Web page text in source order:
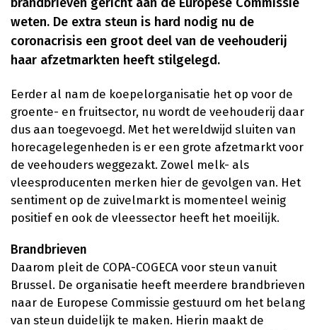
weten. De extra steun is hard nodig nu de
coronacrisis een groot deel van de veehouderij
haar afzetmarkten heeft stilgelegd.
Eerder al nam de koepelorganisatie het op voor de
groente- en fruitsector, nu wordt de veehouderij daar
dus aan toegevoegd. Met het wereldwijd sluiten van
horecagelegenheden is er een grote afzetmarkt voor
de veehouders weggezakt. Zowel melk- als
vleesproducenten merken hier de gevolgen van. Het
sentiment op de zuivelmarkt is momenteel weinig
positief en ook de vleessector heeft het moeilijk.
Brandbrieven
Daarom pleit de COPA-COGECA voor steun vanuit
Brussel. De organisatie heeft meerdere brandbrieven
naar de Europese Commissie gestuurd om het belang
van steun duidelijk te maken. Hierin maakt de